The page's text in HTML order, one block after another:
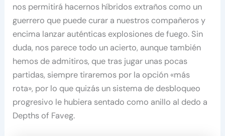
nos permitirá hacernos híbridos extraños como un
guerrero que puede curar a nuestros compañeros y
encima lanzar auténticas explosiones de fuego. Sin
duda, nos parece todo un acierto, aunque también
hemos de admitiros, que tras jugar unas pocas
partidas, siempre tiraremos por la opción «más
rota», por lo que quizás un sistema de desbloqueo
progresivo le hubiera sentado como anillo al dedo a
Depths of Faveg.